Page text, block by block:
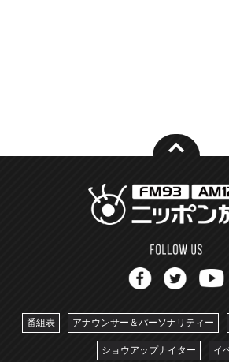
番組表 アナウンサー＆パーソナリティー
ショウアップナイター イ